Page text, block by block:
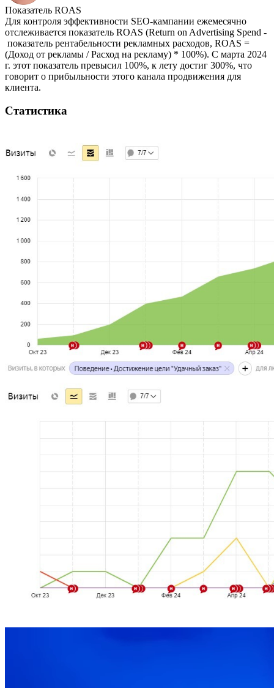
Показатель ROAS
Для контроля эффективности SEO-кампании ежемесячно
отслеживается показатель ROAS (Return on Advertising Spend -
показатель рентабельности рекламных расходов, ROAS =
(Доход от рекламы / Расход на рекламу) * 100%). С марта 2024
г. этот показатель превысил 100%, к лету достиг 300%, что
говорит о прибыльности этого канала продвижения для
клиента.
Статистика